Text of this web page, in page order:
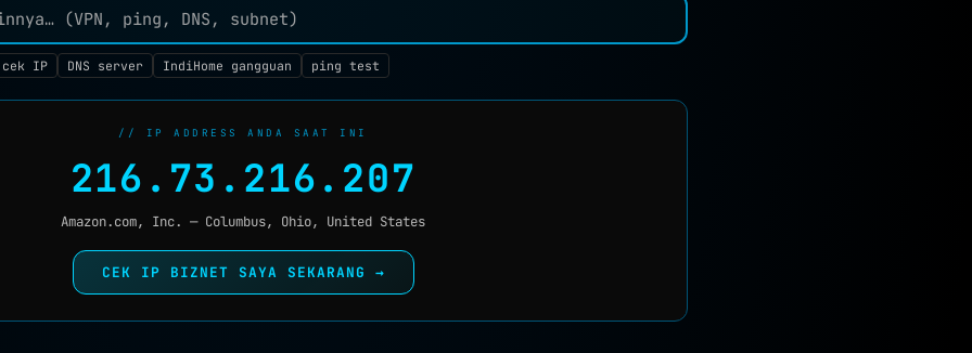
IP DNS server IndiHome gangguan ping test
// IP ADDRESS ANDA SAAT INI
216.73.216.207
Amazon.com, Inc. — Columbus, Ohio, United States
CEK IP BIZNET SAYA SEKARANG →